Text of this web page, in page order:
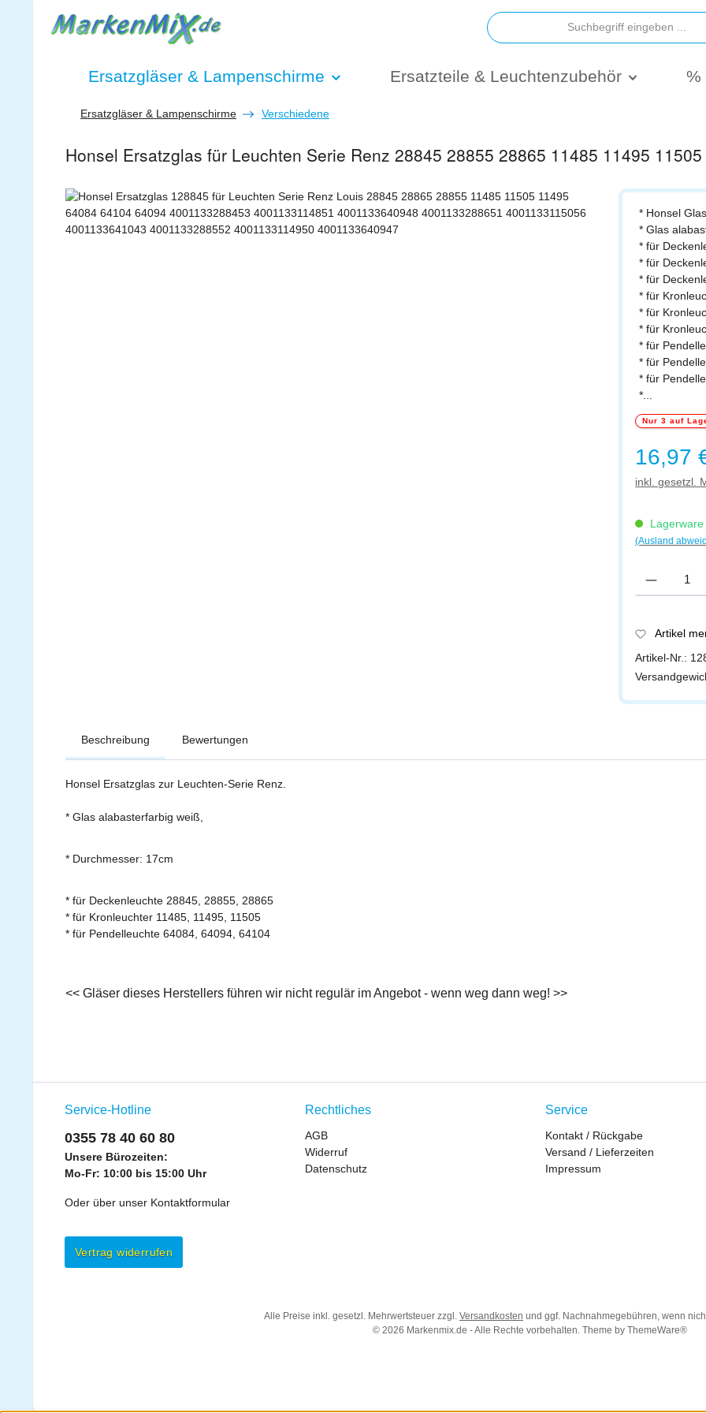
Hauptinhalt springen
Zur Suche springen
Zur Hauptnavigation springen
Ersatzgläser & Lampenschirme Ersatzteile & Leuchtenzubehör %
Ersatzgläser & Lampenschirme Verschiedene
Honsel Ersatzglas für Leuchten Serie Renz 28845 28855 28865 11485 11495
Bildergalerie überspringen
* Honsel
* Glas
* für
* für
* für
* für
* für
* für
* für
* für
* für
*...
Nur 3 auf
Regulärer
16,97
inkl. gesetzl.
(Ausland
Artikel
Artikel-Nr.:
Beschreibung Bewertungen
Honsel Ersatzglas zur Leuchten-Serie Renz.
* Glas alabasterfarbig weiß,
* Durchmesser: 17cm
* für Deckenleuchte 28845, 28855, 28865
* für Kronleuchter 11485, 11495, 11505
* für Pendelleuchte 64084, 64094, 64104
<< Gläser dieses Herstellers führen wir nicht regulär im Angebot - wenn weg dann weg! >>
Service-Hotline
0355 78 40 60 80
Unsere Bürozeiten:
Mo-Fr: 10:00 bis 15:00 Uhr
Oder über unser Kontaktformular
Vertrag widerrufen
Rechtliches
AGB
Widerruf
Datenschutz
Service
Kontakt / Rückgabe
Versand / Lieferzeiten
Impressum
Alle Preise inkl. gesetzl. Mehrwertsteuer zzgl. Versandkosten und ggf. Nachnahmegebühren, wenn
© 2026 Markenmix.de - Alle Rechte vorbehalten. Theme by ThemeWare®